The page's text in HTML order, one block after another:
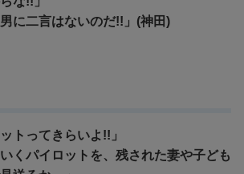
に二言はないのだ!!」(神田)
トってきらいよ!!」
くパイロットを、残された妻や子ども